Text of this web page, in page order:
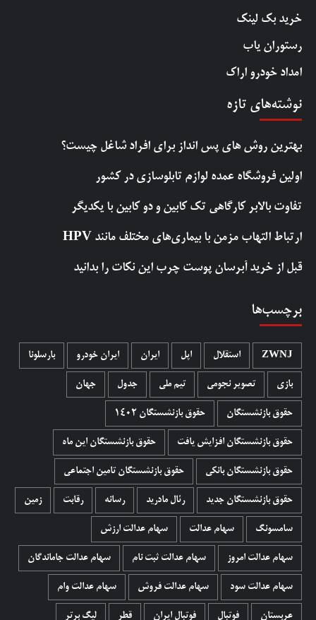
خرید بک لینک
رستوران یاب
امداد خودرو اراک
نوشته‌های تازه
بهترین روش‌ های پس‌ انداز برای افراد شاغل چیست؟
اولین فروشگاه عمده لوازم تابلوسازی در کشور
تفاوت بالابر کارگاهی تک کابین و دو کابین با یکدیگر
ارتباط التهاب مزمن با بیماری‌های مختلف مانند HPV
قبل از خرید آبرسان پوست چرب این نکات را بدانید
برچسب‌ها
ZWNJ استقلال اپل ایران ایران خودرو بارسلونا
بازی تصویر نجومی تیم ملی جدول جهان
حقوق بازنشستگان حقوق بازنشستگان 1402
حقوق بازنشستگان افزایش یافت حقوق بازنشستگان این ماه
حقوق بازنشستگان بانکی حقوق بازنشستگان تامین اجتماعی
حقوق بازنشستگان جدید رئال مادرید رسانه رقابت زمین
سامسونگ سهام عدالت سهام عدالت ارزش
سهام عدالت امروز سهام عدالت ثبت نام سهام عدالت جاماندگان
سهام عدالت سود سهام عدالت فروش سهام عدالت وام
عربستان فوتبال فوتبال ایران قطر لیگ برتر